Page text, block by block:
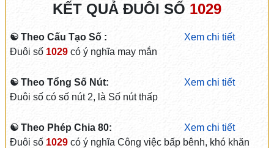
KẾT QUẢ ĐUÔI SỐ 1029
☯ Theo Cấu Tạo Số :
Xem chi tiết
Đuôi số 1029có ý nghĩa may mắn
☯ Theo Tổng Số Nút:
Xem chi tiết
Đuôi số có số nút 2, là Số nút thấp
☯ Theo Phép Chia 80:
Xem chi tiết
Đuôi số 1029có ý nghĩa Công việc bấp bênh, khó khăn